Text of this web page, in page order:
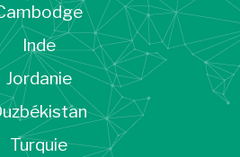
Inde
Jordanie
Turquie